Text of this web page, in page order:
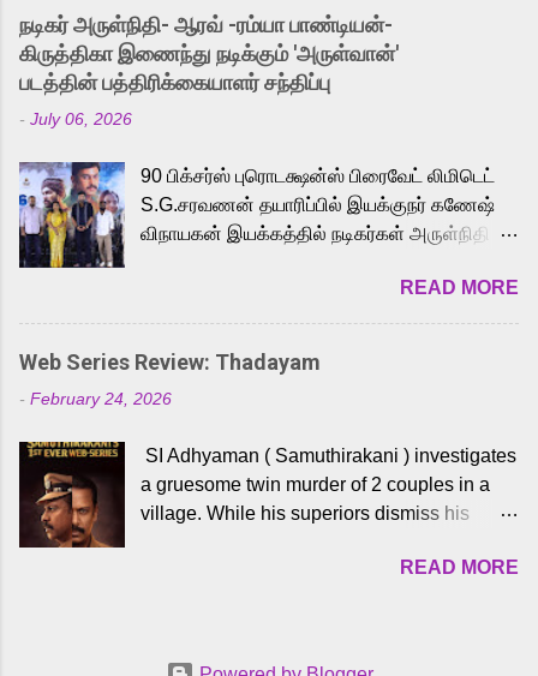
into the world of Eternia, the recently
released Tamil trailer has also generated
strong excitement among Tamil audiences.
Adding to the growing buzz is the film’s
to the iconic superhero He-Man. Known for
memorable songs like “Behene De” from
Raavan, “Oru Maalai” from Ghajini, and
loved for his versatile voice and strong
command over multiple languages, making
him a strong fit for the legendary character.
cinema, voices the menacing Skeletor
across the Tamil, Malayalam, and Telugu
versions. Joining them is Action King Arjun...
நடிகர் அருள்நிதி- ஆரவ் -ரம்யா பாண்டியன்-
கிருத்திகா இணைந்து நடிக்கும் 'அருள்வான்'
படத்தின் பத்திரிக்கையாளர் சந்திப்பு
- July 06, 2026
90 பிக்சர்ஸ் புரொடக்ஷன்ஸ் பிரைவேட் லிமிடெட்
S.G.சரவணன் தயாரிப்பில் இயக்குநர் கணேஷ்
விநாயகன் இயக்கத்தில் நடிகர்கள் அருள்நிதி -
முக்கிய வேடத்தில் இணைந்து நடித்திருக்கும்
'அருள்வான்' திரைப்படத்தினை
பத்திரிக்கையாளர் சந்திப்பு சென்னையில்
நடைபெற்றது. இயக்குநர் கணேஷ் விநாயகன்
இயக்கத்தில் உருவாகியுள்ள 'அருள்வான்'
வெங்கட், ரம்யா பாண்டியன், வி டி வி கணேஷ் ,
ஜான் விஜய், பேபி கிருத்திகா, 'பருத்திவீரன்'
சரவணன், ஹரிஷ் உத்தமன் உள்ளிட்ட பலர்
செய்திருக்கும் இந்த திரைப்படத்திற்கு ஜீ. வி.
கவனிக்க.. லாரன்ஸ் கிஷோர் படத் தொகுப்பு
READ MORE
Web Series Review: Thadayam
- February 24, 2026
SI Adhyaman ( Samuthirakani ) investigates
a gruesome twin murder of 2 couples in a
village. While his superiors dismiss his
Sshivada ) believes in him and makes him
READ MORE